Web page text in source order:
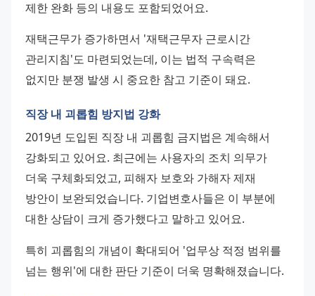
제한 완화 등의 내용도 포함되었어요.
재택근무가 증가하면서 '재택근무자 근로시간
관리지침'도 마련되었는데, 이는 법적 구속력은
없지만 분쟁 발생 시 중요한 참고 기준이 돼요.
직장 내 괴롭힘 방지법 강화
2019년 도입된 직장 내 괴롭힘 금지법은 계속해서
강화되고 있어요. 최근에는 사용자의 조치 의무가
더욱 구체화되었고, 피해자 보호와 가해자 제재
방안이 보완되었습니다. 기업변호사들은 이 부분에
대한 상담이 크게 증가했다고 말하고 있어요.
특히 괴롭힘의 개념이 확대되어 '업무상 적정 범위를
넘는 행위'에 대한 판단 기준이 더욱 명확해졌습니다.